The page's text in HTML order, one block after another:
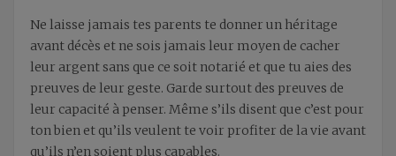
Ne laisse jamais tes parents te donner un héritage
avant décès et ne sois jamais leur moyen de cacher
leur argent sans que ce soit notarié et que tu aies des
preuves de leur geste. Garde surtout des preuves de
leur capacité à penser. Même s’ils disent que c’est pour
ton bien et qu’ils veulent te voir profiter de la vie avant
qu’ils n’en soient plus capables.